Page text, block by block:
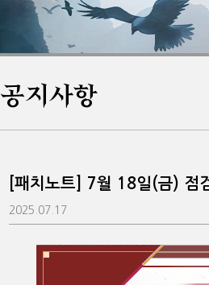
공지사항
[패치노트] 7월 18일(금) 점
2025.07.17